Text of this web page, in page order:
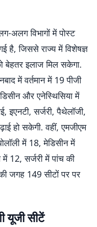
अलग विभागों में पोस्ट
है, जिससे राज्य में विशेषज्ञ
बेहतर इलाज मिल सकेगा.
में वर्तमान में 19 पीजी
और एनेस्थिसिया में
इएनटी, सर्जरी, पैथेलॉजी,
हो सकेगी. वहीं, एमजीएम
में 18, मेडिसीन में
12, सर्जरी में पांच की
जगह 149 सीटों पर पर
यूजी सीटें